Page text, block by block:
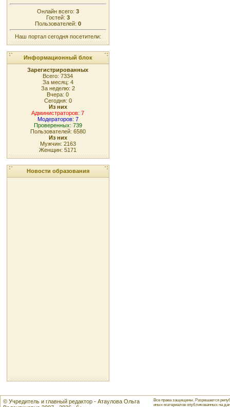
Онлайн всего: 3
Гостей: 3
Пользователей: 0
Наш портал сегодня посетители:
Информационный блок
Зарегистрированных
Всего: 7334
За месяц: 4
За неделю: 2
Вчера: 0
Сегодня: 0
Из них
Администраторов: 7
Модераторов: 7
Проверенных: 739
Пользователей: 6580
Из них
Мужчин: 2163
Женщин: 5171
Новости образования
© Учредитель и главный редактор - Атаулова Ольга
Все права защищены. Разрешается
иных материалов опубликованных на